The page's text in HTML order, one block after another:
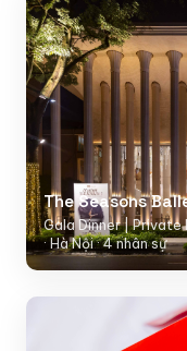
The Seasons
Gala Dinner | Private
· Hà Nội · 4 nhân sự